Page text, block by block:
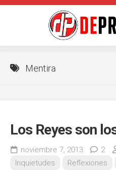
Saltar
Mentira
Los Reyes son
noviembre 7, 2013 2
Inquietudes
Reflexiones